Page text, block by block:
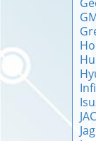
JAC